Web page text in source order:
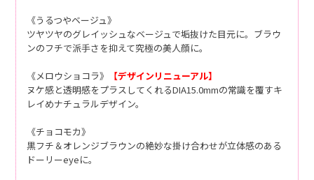
《うるつやベージュ》
ツヤツヤのグレイッシュなベージュで垢抜けた目元に。ブラウ
ンのフチで派手さを抑えて究極の美人顔に。
《メロウショコラ》
【デザインリニューアル】
ヌケ感と透明感をプラスしてくれるDIA15.0mmの常識を覆すキ
レイめナチュラルデザイン。
《チョコモカ》
黒フチ＆オレンジブラウンの絶妙な掛け合わせが立体感のある
ドーリーeyeに。